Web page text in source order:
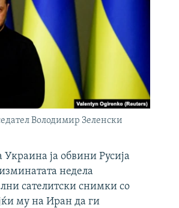
Володимир Зеленски
Украина ја обвини Русија
недела
сателитски снимки со
му на Иран да ги